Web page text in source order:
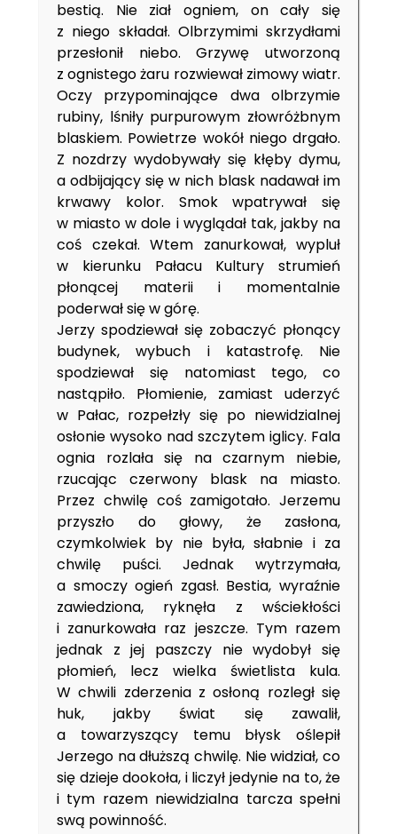
bestią. Nie ział ogniem, on cały się
z niego składał. Olbrzymimi skrzydłami
przesłonił niebo. Grzywę utworzoną
z ognistego żaru rozwiewał zimowy wiatr.
Oczy przypominające dwa olbrzymie
rubiny, lśniły purpurowym złowróżbnym
blaskiem. Powietrze wokół niego drgało.
Z nozdrzy wydobywały się kłęby dymu,
a odbijający się w nich blask nadawał im
krwawy kolor. Smok wpatrywał się
w miasto w dole i wyglądał tak, jakby na
coś czekał. Wtem zanurkował, wypluł
w kierunku Pałacu Kultury strumień
płonącej materii i momentalnie
poderwał się w górę.
Jerzy spodziewał się zobaczyć płonący
budynek, wybuch i katastrofę. Nie
spodziewał się natomiast tego, co
nastąpiło. Płomienie, zamiast uderzyć
w Pałac, rozpełzły się po niewidzialnej
osłonie wysoko nad szczytem iglicy. Fala
ognia rozlała się na czarnym niebie,
rzucając czerwony blask na miasto.
Przez chwilę coś zamigotało. Jerzemu
przyszło do głowy, że zasłona,
czymkolwiek by nie była, słabnie i za
chwilę puści. Jednak wytrzymała,
a smoczy ogień zgasł. Bestia, wyraźnie
zawiedziona, ryknęła z wściekłości
i zanurkowała raz jeszcze. Tym razem
jednak z jej paszczy nie wydobył się
płomień, lecz wielka świetlista kula.
W chwili zderzenia z osłoną rozległ się
huk, jakby świat się zawalił,
a towarzyszący temu błysk oślepił
Jerzego na dłuższą chwilę. Nie widział, co
się dzieje dookoła, i liczył jedynie na to, że
i tym razem niewidzialna tarcza spełni
swą powinność.